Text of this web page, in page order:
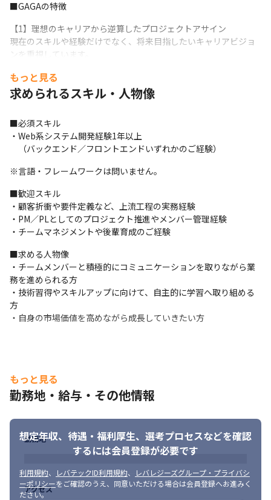
■GAGAの特徴
【1】理想のキャリアから逆算したプロジェクトアサイン
現在のスキルや経験だけでなく、将来目指したいキャリアビジョ
ンを重視しています。
ジしたい」など、一人ひとりの目標に合わせてプロジェクトを選
定します。
向けたキャリア形成を継続的にサポートしています。
【2】大手企業・プライム案件を中心とした豊富なプロジェクト
るプロジェクトを多数保有しています。
幅広い業界・技術領域の案件があり、スキルアップやキャリアア
ップにつながる環境です。
【3】安定性と成果還元を両立した評価制度
プロジェクト単価に左右されにくい安定した給与体系に加え、単
価アップ分の60％を賞与として還元するインセンティブ制度を導
入しています。
さらに、資格取得・技術成長・成果に応じた複数のインセンティ
ブ制度を設けており、エンジニア一人ひとりの努力や成長が正当
に評価される仕組みを整えています。
もっと見る
求められるスキル・人物像
■必須スキル
・Web系システム開発経験1年以上
（バックエンド／フロントエンドいずれかのご経験）
※言語・フレームワークは問いません。
■歓迎スキル
・顧客折衝や要件定義など、上流工程の実務経験
・PM／PLとしてのプロジェクト推進やメンバー管理経験
・チームマネジメントや後輩育成のご経験
■求める人物像
・チームメンバーと積極的にコミュニケーションを取りながら業
務を進められる方
・技術習得やスキルアップに向けて、自主的に学習へ取り組める
方
・自身の市場価値を高めながら成長していきたい方
もっと見る
勤務地・給与・その他情報
想定年収、待遇・福利厚生、 選考プロセスなどを確認
するには会員登録が必要です
利用規約、 レバテックID利用規約、
レバレジーズグループ・プライバシ
ーポリシーをご確認のうえ、同意いただける場合は会員登録へお進みく
ださい。
勤務地
アクセス